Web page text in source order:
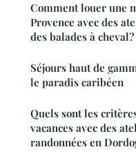
Comment louer une
Provence avec des
des balades à cheval?
Séjours haut de
le paradis caribéen
Quels sont les
vacances avec des
randonnées en